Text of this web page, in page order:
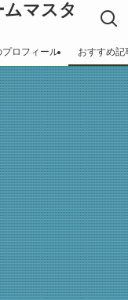
マスタ
ロフィール おすすめ記